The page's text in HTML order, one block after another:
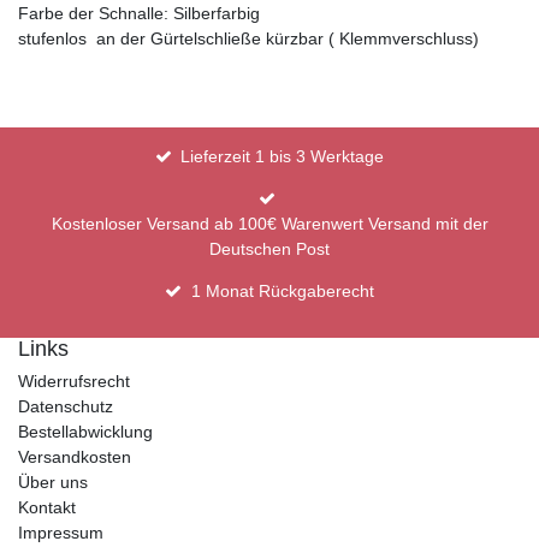
Farbe der Schnalle: Silberfarbig
stufenlos an der Gürtelschließe kürzbar ( Klemmverschluss)
Lieferzeit 1 bis 3 Werktage
Kostenloser Versand ab 100€ Warenwert Versand mit der
Deutschen Post
1 Monat Rückgaberecht
Links
Widerrufsrecht
Datenschutz
Bestellabwicklung
Versandkosten
Über uns
Kontakt
Impressum